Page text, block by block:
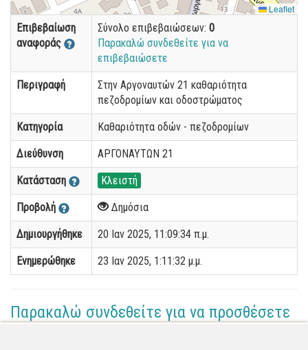
Leaflet
Επιβεβαίωση
αναφοράς
Σύνολο επιβεβαιώσεων: 0
Παρακαλώ συνδεθείτε για να
επιβεβαιώσετε
Περιγραφή
Στην Αργοναυτών 21 καθαριότητα
πεζοδρομίων και οδοστρώματος
Κατηγορία Καθαριότητα οδών - πεζοδρομίων
Διεύθυνση ΑΡΓΟΝΑΥΤΩΝ 21
Κατάσταση Κλειστή
Προβολή Δημόσια
Δημιουργήθηκε 20 Ιαν 2025, 11:09:34 π.μ.
Ενημερώθηκε 23 Ιαν 2025, 1:11:32 μ.μ.
Παρακαλώ συνδεθείτε για να προσθέσετε